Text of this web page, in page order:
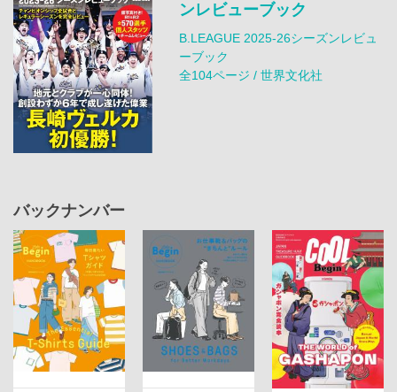
ンレビューブック
B.LEAGUE 2025-26シーズンレビュ
ーブック
全104ページ / 世界文化社
バックナンバー